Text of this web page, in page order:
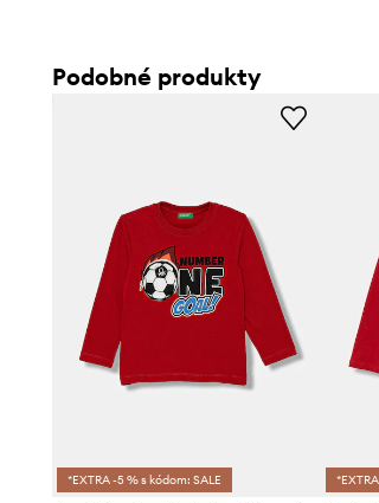
- Jednoduchý strih neblokujúci pohyb.
- Klasický, okrúhly výstrih.
- Šírka v podpazuší:
- Veľkosti uvedené pre:
Podobné produkty
*EXTRA -5 % s kódom: SALE